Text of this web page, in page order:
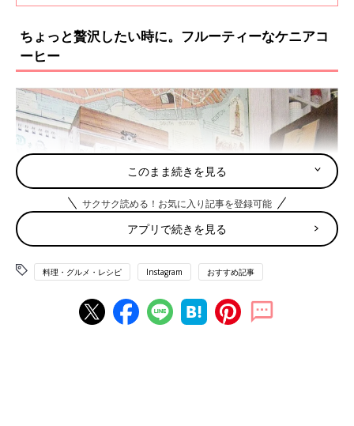
パンをインスタグラムの投稿からご紹介ます。
ちょっと贅沢したい時に。フルーティーなケニアコ
ーヒー
このまま続きを見る
サクサク読める！お気に入り記事を登録可能
アプリで続きを見る
料理・グルメ・レシピ Instagram おすすめ記事